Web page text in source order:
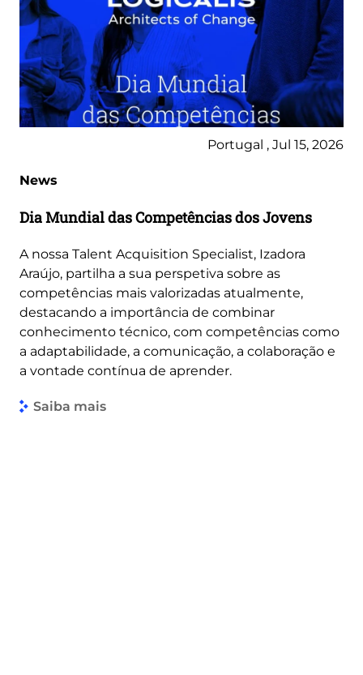
Portugal , Jul 15, 2026
News
Dia Mundial das Competências dos Jovens
A nossa Talent Acquisition Specialist, Izadora
Araújo, partilha a sua perspetiva sobre as
competências mais valorizadas atualmente,
destacando a importância de combinar
conhecimento técnico, com competências como
a adaptabilidade, a comunicação, a colaboração e
a vontade contínua de aprender.
Saiba mais